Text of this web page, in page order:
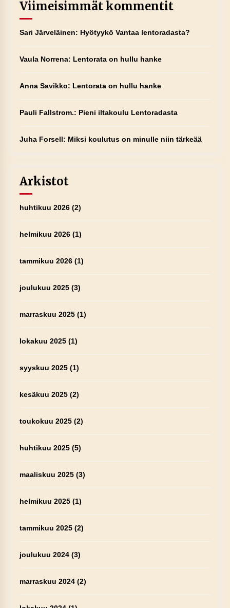
Viimeisimmät kommentit
Sari Järveläinen: Hyötyykö Vantaa lentoradasta?
Vaula Norrena: Lentorata on hullu hanke
Anna Savikko: Lentorata on hullu hanke
Pauli Fallstrom.: Pieni iltakoulu Lentoradasta
Juha Forsell: Miksi koulutus on minulle niin tärkeää
Arkistot
huhtikuu 2026(2)
helmikuu 2026(1)
tammikuu 2026(1)
joulukuu 2025(3)
marraskuu 2025(1)
lokakuu 2025(1)
syyskuu 2025(1)
kesäkuu 2025(2)
toukokuu 2025(2)
huhtikuu 2025(5)
maaliskuu 2025(3)
helmikuu 2025(1)
tammikuu 2025(2)
joulukuu 2024(3)
marraskuu 2024(2)